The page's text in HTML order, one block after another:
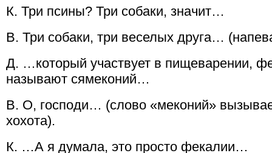
К. Три псины? Три собаки, значит…
В. Три собаки, три веселых друга…
Д. …который участвует в пищеварении,
называют сямеконий…
В. О, господи… (слово «меконий»
хохота).
К. …А я думала, это просто фекалии…